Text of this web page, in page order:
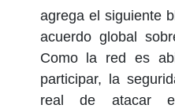
agrega el siguiente
acuerdo global
Como la red es
participar, la
real de atacar el